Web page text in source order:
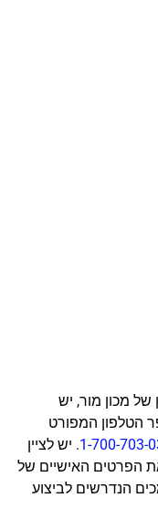
של מכון מור, יש
הטלפון המפורט
1-700-703-. יש לציין
הפרטים האישיים של
הנדרשים לביצוע